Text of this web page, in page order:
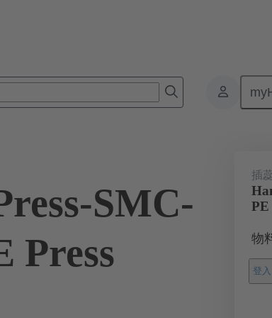
用於工業應用 電流高
SMC-
Press
插蕊
PE
物
登入